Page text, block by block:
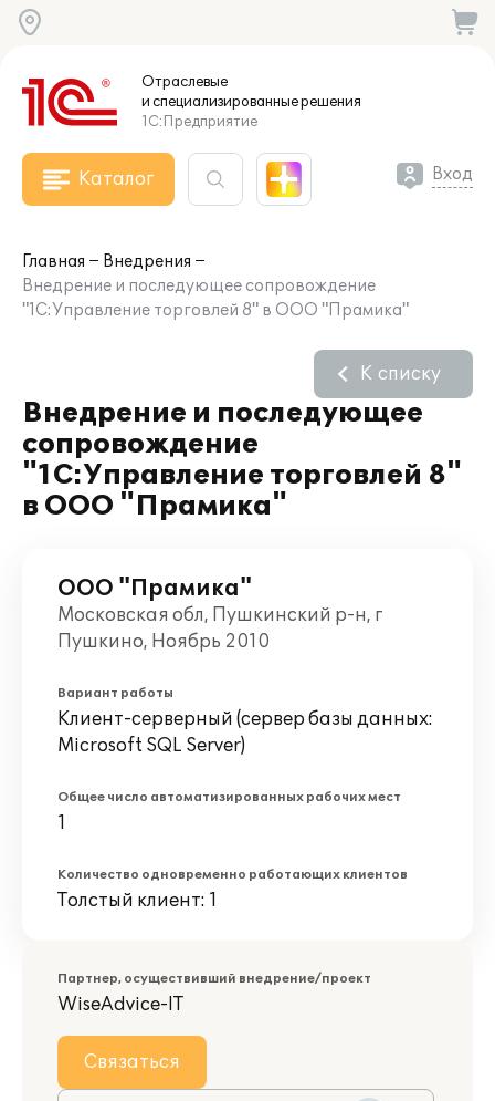
Отраслевые
и специализированныерешения
1С:Предприятие
Каталог Вход
Главная
Внедрения
Внедрение и последующее сопровождение
"1С:Управление торговлей 8" в ООО "Прамика"
Внедрение и последующее
сопровождение
"1С:Управление торговлей 8"
в ООО "Прамика"
К списку
ООО "Прамика"
Московская обл, Пушкинский р-н, г
Пушкино, Ноябрь 2010
Вариант работы
Клиент-серверный (сервер базы данных:
Microsoft SQL Server)
Общее число автоматизированных рабочих мест
1
Количество одновременно работающих клиентов
Толстый клиент: 1
Партнер, осуществивший внедрение/проект
WiseAdvice-IT
Связаться